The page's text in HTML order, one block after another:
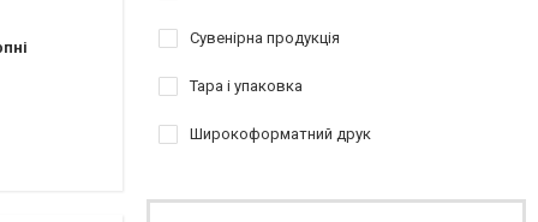
Сувенірна продукція
Тара і упаковка
Широкоформатний друк